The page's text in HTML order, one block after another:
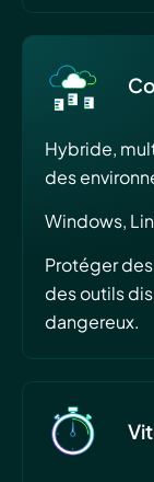
Hybride,
des
Windows,
Protéger
des outils
dangereux.